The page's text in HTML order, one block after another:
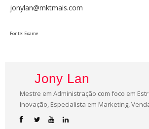
jonylan@mktmais.com
Fonte: Exame
Jony Lan
Mestre em Administração com foco em
Inovação, Especialista em Marketing,